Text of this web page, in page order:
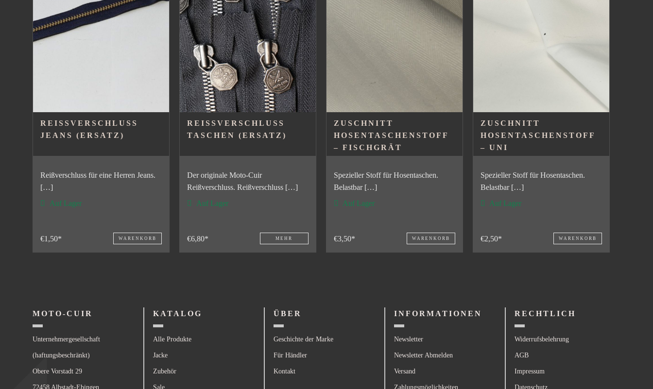
REISSVERSCHLUSS J
EANS (ERSATZ)
Reißverschluss für eine Herren Jeans.
[…]
Auf Lager
€1,50* WARENKORB
REISSVERSCHLUSS T
ASCHEN (ERSATZ)
Der originale Moto-Cuir
Reißverschluss. Reißverschluss […]
Auf Lager
€6,80* MEHR
ZUSCHNITT
HOSENTASCHENSTOFF
– FISCHGRÄT
Spezieller Stoff für Hosentaschen.
Belastbar […]
Auf Lager
€3,50* WARENKORB
ZUSCHNITT
HOSENTASCHENSTOFF
– UNI
Spezieller Stoff für Hosentaschen.
Belastbar […]
Auf Lager
€2,50* WARENKORB
MOTO-CUIR
Unternehmergesellschaft
(haftungsbeschränkt)
Obere Vorstadt 29
72458 Albstadt-Ebingen
KATALOG
Alle Produkte
Jacke
Zubehör
Sale
ÜBER
Geschichte der Marke
Für Händler
Kontakt
INFORMATIONEN
Newsletter
Newsletter Abmelden
Versand
Zahlungsmöglichkeiten
RECHTLICH
Widerrufsbelehrung
AGB
Impressum
Datenschutz